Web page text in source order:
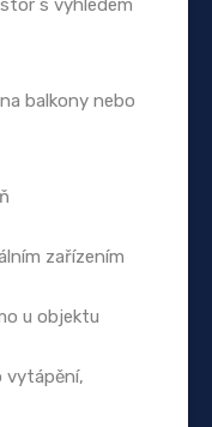
s výhledem
balkony nebo
zařízením
u objektu
vytápění,